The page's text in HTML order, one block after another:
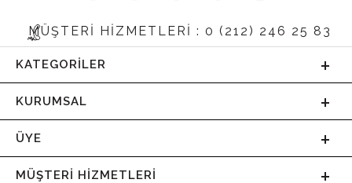
MÜŞTERİ HİZMETLERİ : 0 (212) 246 25 83
KATEGORILER
KURUMSAL
ÜYE
MÜŞTERI HIZMETLERI